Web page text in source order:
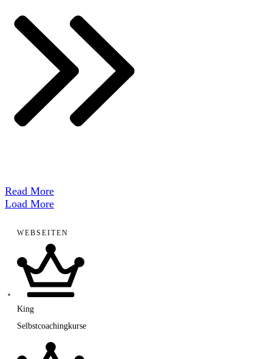
​Read More
Load More
WEBSEITEN
King
Selbstcoachingkurse